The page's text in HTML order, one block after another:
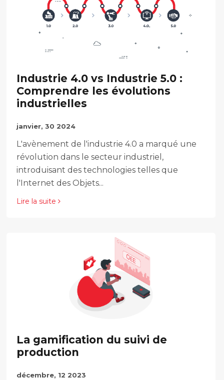
Industrie 4.0 vs Industrie 5.0 :
Comprendre les évolutions
industrielles
janvier, 30 2024
L'avènement de l'industrie 4.0 a marqué une
révolution dans le secteur industriel,
introduisant des technologies telles que
l'Internet des Objets...
Lire la suite
La gamification du suivi de
production
décembre, 12 2023